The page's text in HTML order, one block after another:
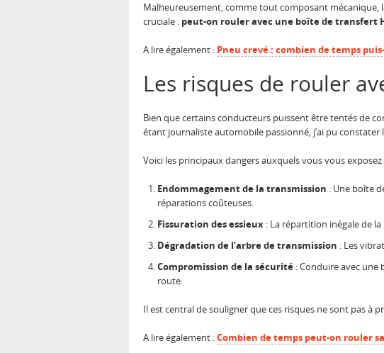
Malheureusement, comme tout composant mécanique,
cruciale : peut-on rouler avec une boîte de transfert
A lire également : Pneu crevé : combien de temps
Les risques de rouler
Bien que certains conducteurs puissent être tentés de
étant journaliste automobile passionné, j’ai pu
Voici les principaux dangers auxquels vous vous
Endommagement de la transmission : Une boîte
réparations coûteuses.
Fissuration des essieux : La répartition inégale de
Dégradation de l’arbre de transmission : Les
Compromission de la sécurité : Conduire avec une
route.
Il est central de souligner que ces risques ne sont pas à
A lire également :Combien de temps peut-on rouler